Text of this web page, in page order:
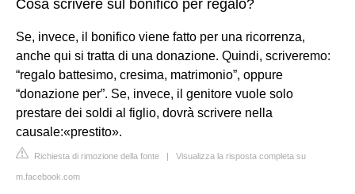
Cosa scrivere sul bonifico per regalo?
Se, invece, il bonifico viene fatto per una ricorrenza,
anche qui si tratta di una donazione. Quindi, scriveremo:
“regalo battesimo, cresima, matrimonio”, oppure
“donazione per”. Se, invece, il genitore vuole solo
prestare dei soldi al figlio, dovrà scrivere nella
causale:«prestito».
Richiesta di rimozione della fonte | Visualizza la risposta completa su
m.facebook.com